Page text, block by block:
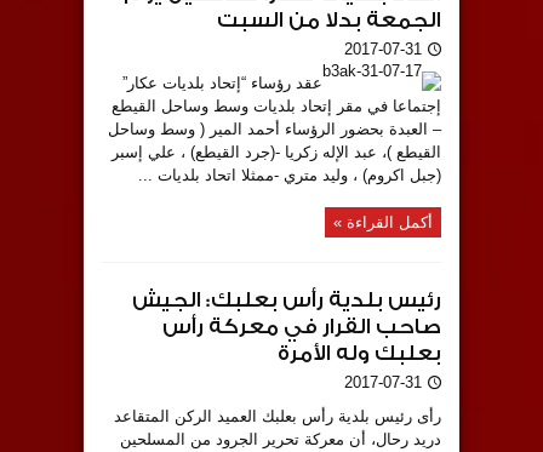
الجمعة بدلا من السبت
2017-07-31
عقد رؤساء “إتحاد بلديات عكار”
إجتماعا في مقر إتحاد بلديات وسط وساحل القيطع
– العبدة بحضور الرؤساء أحمد المير ( وسط وساحل
القيطع )، عبد الإله زكريا -(جرد القيطع) ، علي إسبر
(جبل اكروم) ، وليد متري -ممثلا اتحاد بلديات ...
أكمل القراءة »
رئيس بلدية رأس بعلبك: الجيش
صاحب القرار في معركة رأس
بعلبك وله الأمرة
2017-07-31
رأى رئيس بلدية رأس بعلبك العميد الركن المتقاعد
دريد رحال، أن معركة تحرير الجرود من المسلحين